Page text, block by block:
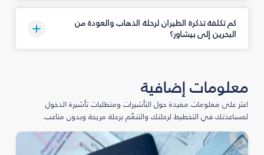
كم تكلفة تذكرة الطيران لرحلة الذهاب والعودة من
البحرين إلى بيشاور؟
معلومات إضافية
اعثر على معلومات مفيدة حول التأشيرات ومتطلبات تأشيرة الدخول
لمساعدتك في التخطيط لرحلتك والتنعّم برحلة مريحة وبدون متاعب.